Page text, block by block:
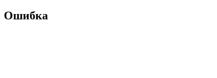
Ошибка